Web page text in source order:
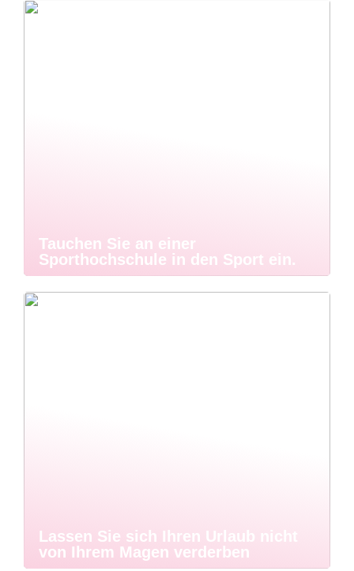
Tauchen Sie an einer
Sporthochschule in den Sport ein.
Lassen Sie sich Ihren Urlaub nicht
von Ihrem Magen verderben